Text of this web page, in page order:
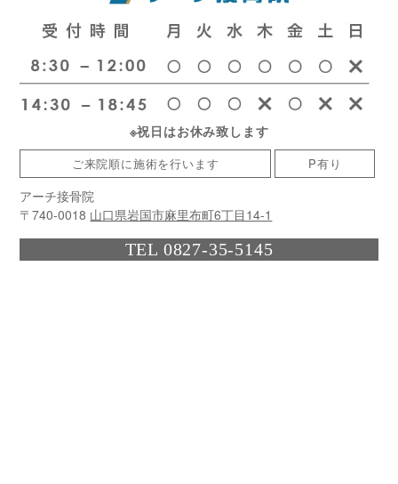
※祝日はお休み致します
ご来院順に施術を行います P有り
アーチ接骨院
〒740-0018 山口県岩国市麻里布町6丁目14-1
TEL 0827-35-5145